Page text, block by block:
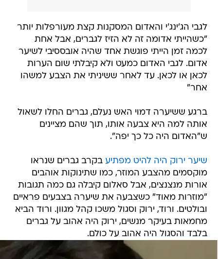
לגבי הג'ינג'י והאדום המסקנות קצת מעורפלות יותר
"כשהייתי אדומה זה לא הזיז לגברים, אבל אחת
לכמה זמן הייתי פוגשת אחד שהיה אובססיבי לשיער
אדום. לגבי האדום כמעט ולא קיבלתי שום הערות
לכאן או לכאן. עד לאחר ששיניתי את הצבע למשהו
אחר"
ברגע ששיערה דמוי האש נעלם, גברים החלו לשאול
אותה למה היא צבעה אותו, תוך שהם מציינים
ש"האדום היה כל כך יפה".
שיער ירוק היה להיט מפתיע בקרב גברים שנראו
מוקסמים מהצבע המוזר, כמו שתינוקות אוהבים
אורות מנצנצים, אבל סאלום קיבלה גם כמה תגובות
"מוזרות מאוד" כשצבעה את שיערה בצבעים פראיים
ובולטים. ורוד, ירוק וסגול משכו קהל מגוון. ורוד הביא
מחמאות בעיקר מנשים, ירוק היה אהוב על גברים
בלבד והסגול היה אהוב על כולם.